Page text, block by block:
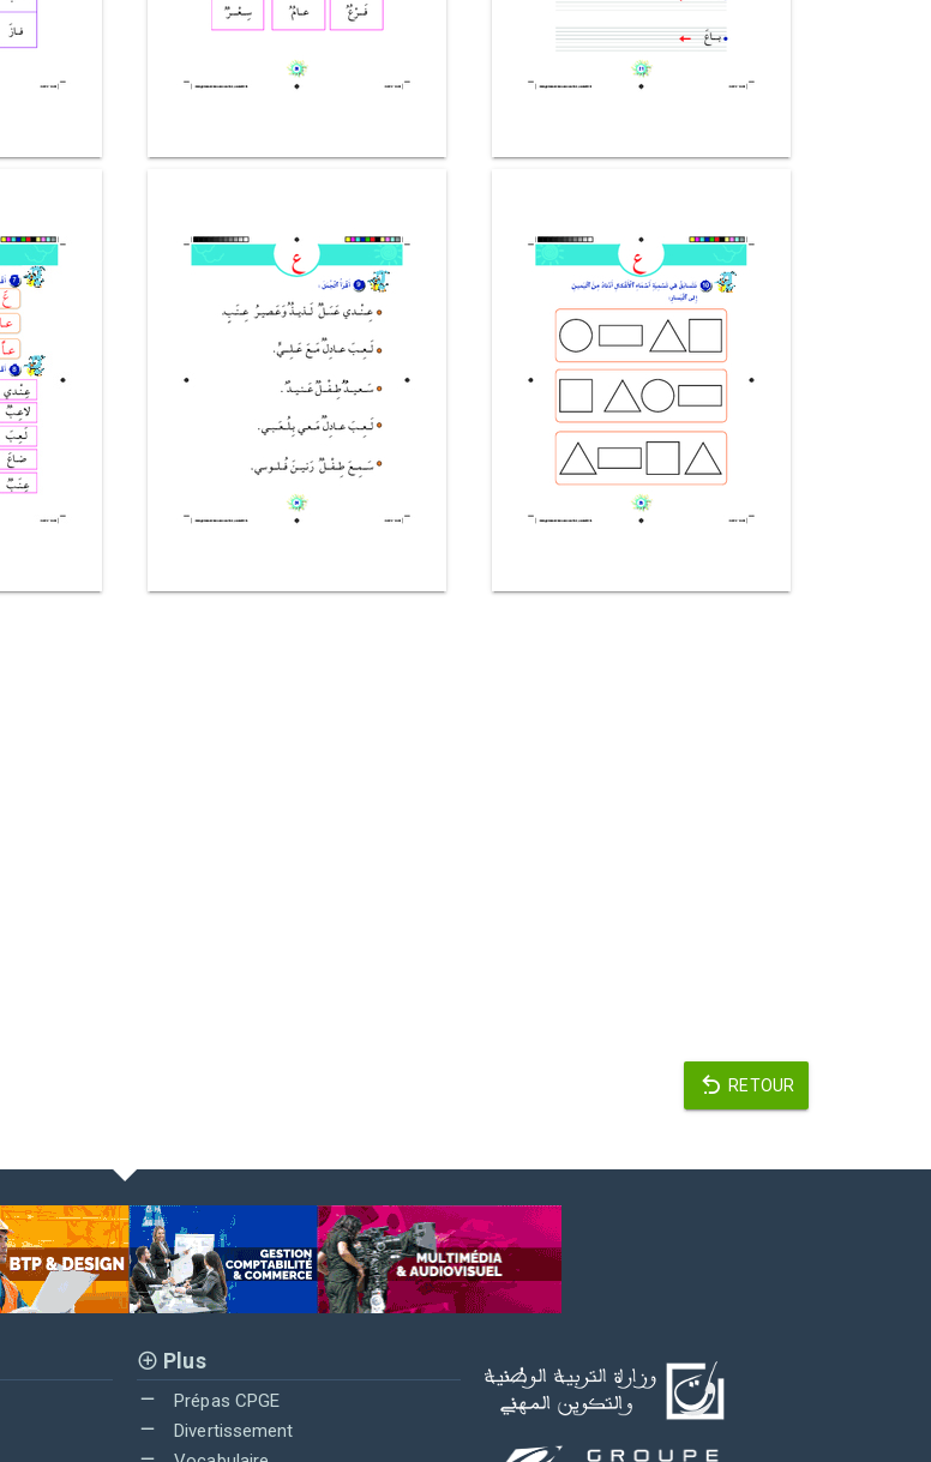
RETOUR
Plus
Prépas CPGE
Divertissement